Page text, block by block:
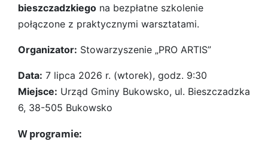
bieszczadzkiego na bezpłatne szkolenie
połączone z praktycznymi warsztatami.
Organizator: Stowarzyszenie „PRO ARTIS”
Data: 7 lipca 2026 r. (wtorek), godz. 9:30
Miejsce: Urząd Gminy Bukowsko, ul. Bieszczadzka
6, 38-505 Bukowsko
W programie: